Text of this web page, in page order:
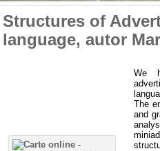
Structures of
language, autor
We
The
and